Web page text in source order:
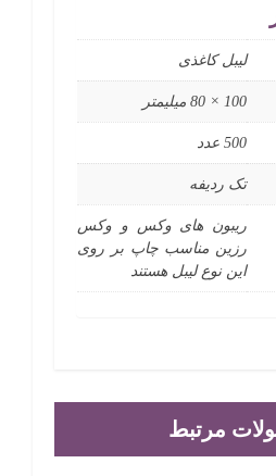
لیبل کاغذی
100 × 80 میلیمتر
500 عدد
تک ردیفه
ریبون های وکس و وکس
رزین مناسب چاپ بر روی
این نوع لیبل هستند
مرتبط